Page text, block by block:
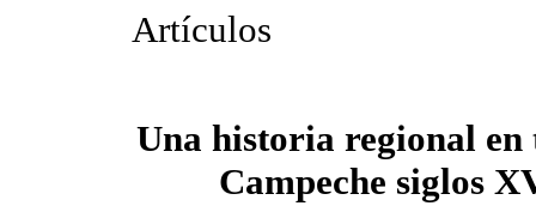
Artículos
Una historia regional en
Campeche siglos